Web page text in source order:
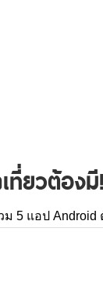
ที่ยวต้องมี!
ม 5 แอป Android